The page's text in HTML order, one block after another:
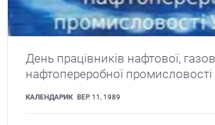
День працівників нафтової,
нафтопереробної промисловості
КАЛЕНДАРИК ВЕР. 11, 1989